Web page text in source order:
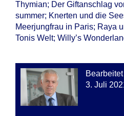
Thymian; Der Giftanschlag
summer; Knerten und die
Meerjungfrau in Paris; Raya
Tonis Welt; Willy’s
3. Juli